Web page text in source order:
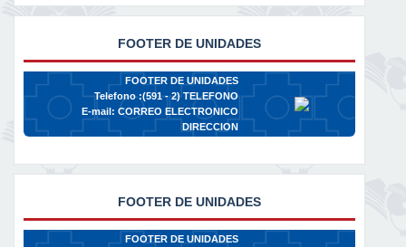
FOOTER DE UNIDADES
FOOTER DE UNIDADES
Telefono :(591 - 2)TELEFONO
E-mail: CORREO ELECTRONICO
DIRECCION
FOOTER DE UNIDADES
FOOTER DE UNIDADES